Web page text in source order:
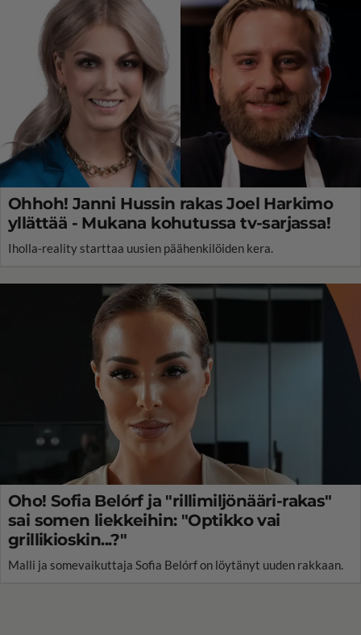
Ohhoh! Janni Hussin rakas Joel Harkimo
yllättää - Mukana kohutussa tv-sarjassa!
Iholla-reality starttaa uusien päähenkilöiden kera.
Oho! Sofia Belórf ja "rillimiljönääri-rakas"
sai somen liekkeihin: "Optikko vai
grillikioskin...?"
Malli ja somevaikuttaja Sofia Belórf on löytänyt uuden rakkaan.